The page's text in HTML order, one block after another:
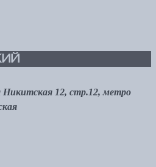
Никитская 12, стр.12, метро